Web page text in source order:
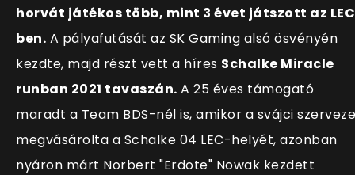
horvát játékos több, mint 3 évet játszott az
ben. A pályafutását az SK Gaming alsó ösvényén
kezdte, majd részt vett a híres Schalke Miracle
runban 2021 tavaszán. A 25 éves támogató
maradt a Team BDS-nél is, amikor a svájci
megvásárolta a Schalke 04 LEC-helyét, azonban
nyáron márt Norbert "Erdote" Nowak kezdett